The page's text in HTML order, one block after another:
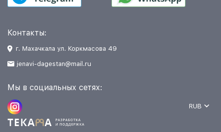
Контакты:
г. Махачкала ул. Коркмасова 49
jenavi-dagestan@mail.ru
Мы в социальных сетях:
RUB